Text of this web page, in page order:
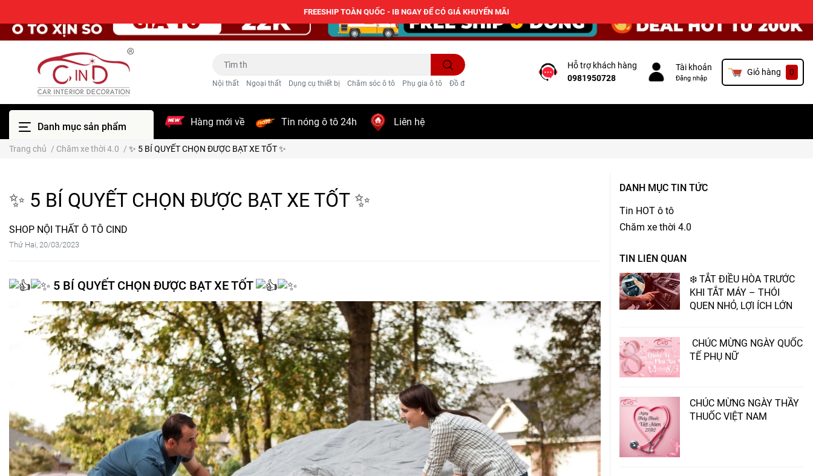
Nội thất Ngoại thất Dụng cụ thiết bị Chăm sóc ô tô Phụ gia ô tô Đồ điện ô tô
Hỗ trợ khách hàng
0981950728
Tài khoản
Đăng nhập
Giỏ hàng 0
Danh mục sản phẩm Hàng mới về Tin nóng ô tô 24h Liên hệ
Trang chủ / Chăm xe thời 4.0 / ✨ 5 BÍ QUYẾT CHỌN ĐƯỢC BẠT XE TỐT ✨
✨ 5 BÍ QUYẾT CHỌN ĐƯỢC BẠT XE TỐT ✨
SHOP NỘI THẤT Ô TÔ CIND
Thứ Hai, 20/03/2023
5 BÍ QUYẾT CHỌN ĐƯỢC BẠT XETỐT
DANH MỤC TIN TỨC
Tin HOT ô tô
Chăm xe thời 4.0
TIN LIÊN QUAN
❄️ TẮT ĐIỀU HÒA TRƯỚC
KHI TẮT MÁY – THÓI
QUEN NHỎ, LỢI ÍCH LỚN
CHÚC MỪNG NGÀY QUỐC
TẾ PHỤ NỮ
CHÚC MỪNG NGÀY THẦY
THUỐC VIỆT NAM
FREESHIP TOÀN QUỐC - IB NGAY ĐỂ CÓ GIÁ KHUYẾN MÃI